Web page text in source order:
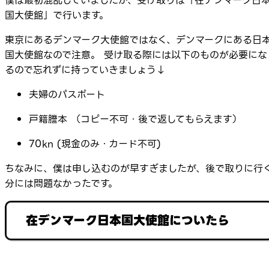
国大使館」で行います。
東京にあるデンマーク大使館ではなく、デンマークにある日
国大使館なので注意。 受け取る際には以下のものが必要にな
るので忘れずに持っていきましょう↓
夫婦のパスポート
戸籍謄本 （コピー不可・後で返してもらえます）
70kn (現金のみ・カード不可)
ちなみに、僕は申し込むのが早すぎましたが、後で取りに行
分には問題なかったです。
在デンマーク日本国大使館についたら